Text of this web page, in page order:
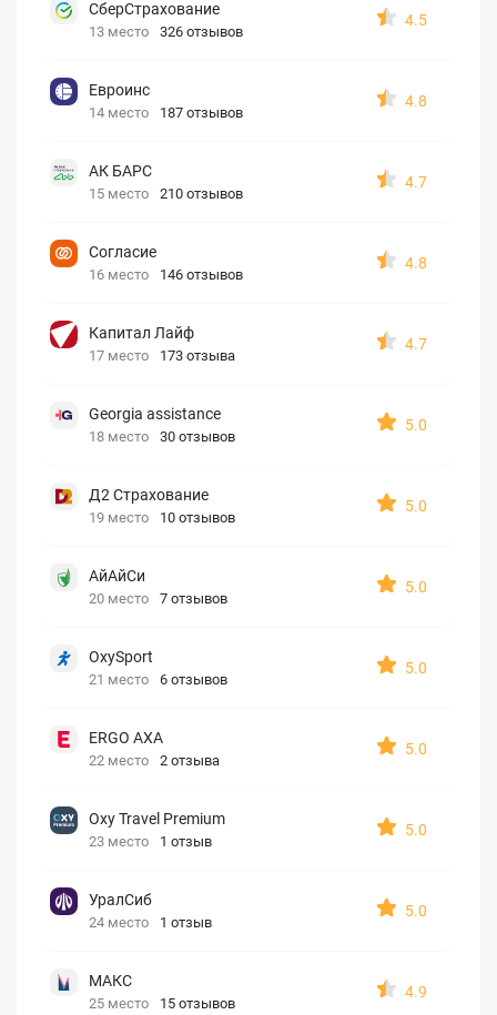
СберСтрахование
13 место 326 отзывов
4.5
Евроинс
14 место 187 отзывов
4.8
АК БАРС
15 место 210 отзывов
4.7
Согласие
16 место 146 отзывов
4.8
Капитал Лайф
17 место 173 отзыва
4.7
Georgia assistance
18 место 30 отзывов
5.0
Д2 Страхование
19 место 10 отзывов
5.0
АйАйСи
20 место 7 отзывов
5.0
OxySport
21 место 6 отзывов
5.0
ERGO AXA
22 место 2 отзыва
5.0
Oxy Travel Premium
23 место 1 отзыв
5.0
УралСиб
24 место 1 отзыв
5.0
МАКС
25 место 15 отзывов
4.9